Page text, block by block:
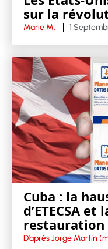
sur la
Marie M. 1
Cuba : la
d’ETECSA
D’après Jorge Martín